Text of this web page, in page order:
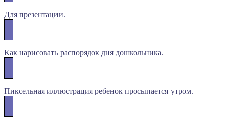
Для презентации.
Как нарисовать распорядок дня дошкольника.
Пиксельная иллюстрация ребенок просыпается утром.